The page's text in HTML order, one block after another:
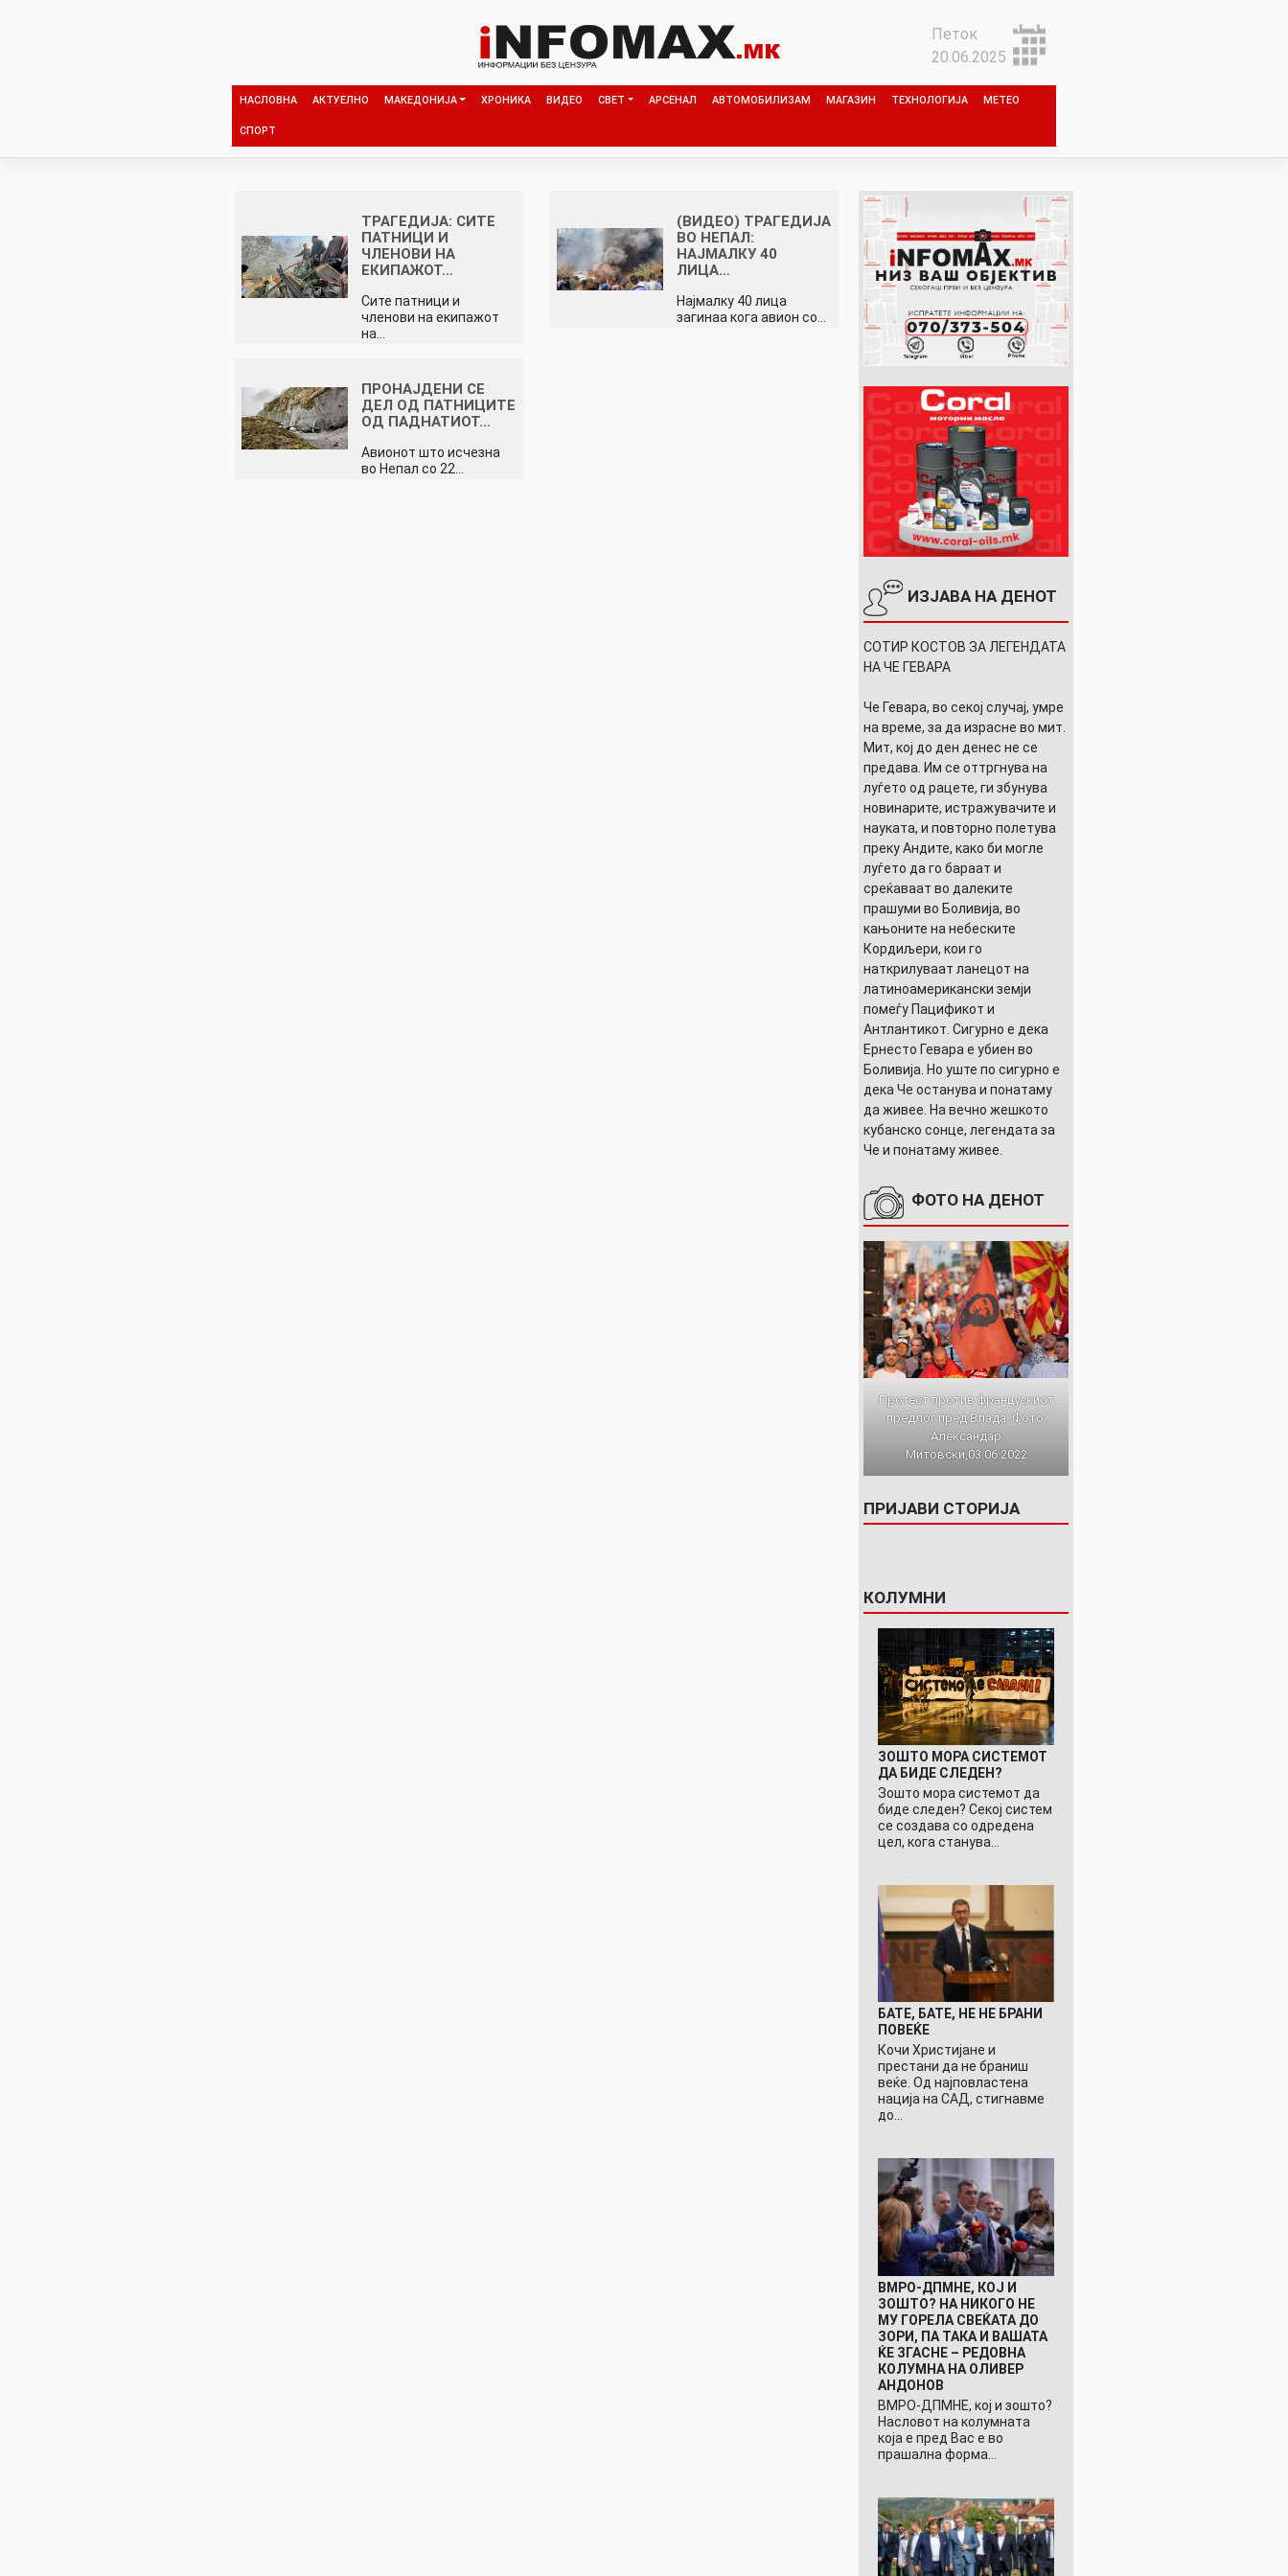
Петок
20.06.2025
НАСЛОВНА АКТУЕЛНО МАКЕДОНИЈА ХРОНИКА ВИДЕО СВЕТ АРСЕНАЛ АВТОМОБИЛИЗАМ МАГАЗИН ТЕХНОЛОГИЈА МЕТЕО
СПОРТ
ТРАГЕДИЈА: СИТЕ
ПАТНИЦИ И
ЧЛЕНОВИ НА
ЕКИПАЖОТ…
Сите патници и
членови на екипажот
на…
(ВИДЕО) ТРАГЕДИЈА
ВО НЕПАЛ:
НАЈМАЛКУ 40
ЛИЦА…
Најмалку 40 лица
загинаа кога авион со…
ПРОНАЈДЕНИ СЕ
ДЕЛ ОД ПАТНИЦИТЕ
ОД ПАДНАТИОТ…
Авионот што исчезна
во Непал со 22…
ИЗЈАВА НА ДЕНОТ
СОТИР КОСТОВ ЗА ЛЕГЕНДАТА
НА ЧЕ ГЕВАРА
Че Гевара, во секој случај, умре
на време, за да израсне во мит.
Мит, кој до ден денес не се
предава. Им се оттргнува на
луѓето од рацете, ги збунува
новинарите, истражувачите и
науката, и повторно полетува
преку Андите, како би могле
луѓето да го бараат и
среќаваат во далеките
прашуми во Боливија, во
кањоните на небеските
Кордиљери, кои го
наткрилуваат ланецот на
латиноамерикански земји
помеѓу Пацификот и
Антлантикот. Сигурно е дека
Ернесто Гевара е убиен во
Боливија. Но уште по сигурно е
дека Че останува и понатаму
да живее. На вечно жешкото
кубанско сонце, легендата за
Че и понатаму живее.
ФОТО НА ДЕНОТ
Протест против францускиот
предлог пред Влада. Фото:
Александар
Митовски,03.06.2022
ПРИЈАВИ СТОРИЈА
КОЛУМНИ
ЗОШТО МОРА СИСТЕМОТ
ДА БИДЕ СЛЕДЕН?
Зошто мора системот да
биде следен? Секој систем
се создава со одредена
цел, кога станува…
БАТЕ, БАТЕ, НЕ НЕ БРАНИ
ПОВЕЌЕ
Кочи Христијане и
престани да не браниш
веќе. Од најповластена
нација на САД, стигнавме
до…
ВМРО-ДПМНЕ, КОЈ И
ЗОШТО? НА НИКОГО НЕ
МУ ГОРЕЛА СВЕЌАТА ДО
ЗОРИ, ПА ТАКА И ВАШАТА
ЌЕ ЗГАСНЕ – РЕДОВНА
КОЛУМНА НА ОЛИВЕР
АНДОНОВ
ВМРО-ДПМНЕ, кој и зошто?
Насловот на колумната
која е пред Вас е во
прашална форма…